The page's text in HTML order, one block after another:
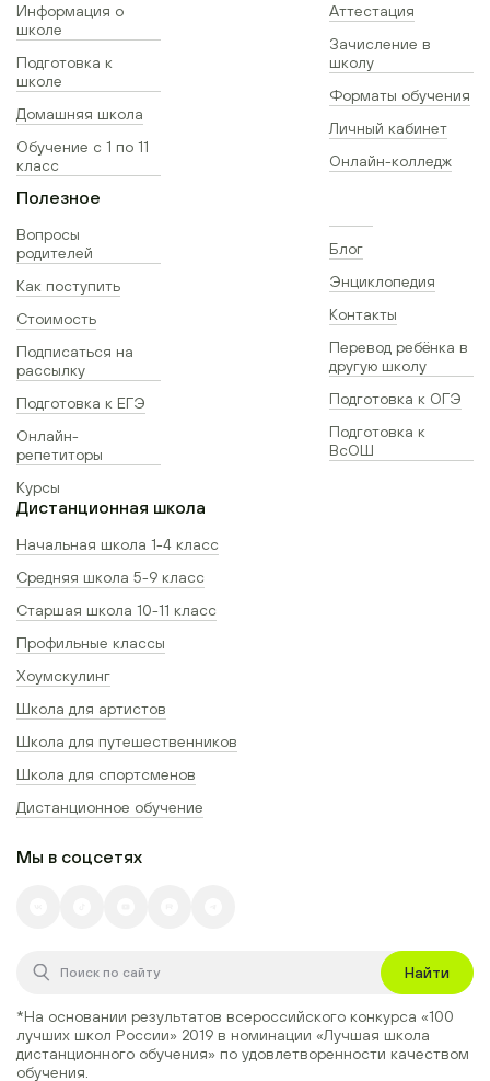
Информация о
школе
Подготовка к
школе
Домашняя школа
Обучение с 1 по 11
класс
Аттестация
Зачисление в
школу
Форматы обучения
Личный кабинет
Онлайн-колледж
Полезное
Вопросы
родителей
Как поступить
Стоимость
Подписаться на
рассылку
Подготовка к ЕГЭ
Онлайн-
репетиторы
Курсы
Блог
Энциклопедия
Контакты
Перевод ребёнка в
другую школу
Подготовка к ОГЭ
Подготовка к
ВсОШ
Дистанционная школа
Начальная школа 1-4 класс
Средняя школа 5-9 класс
Старшая школа 10-11 класс
Профильные классы
Хоумскулинг
Школа для артистов
Школа для путешественников
Школа для спортсменов
Дистанционное обучение
Мы в соцсетях
Найти
*На основании результатов всероссийского конкурса «100
лучших школ России» 2019 в номинации «Лучшая школа
дистанционного обучения» по удовлетворенности качеством
обучения.